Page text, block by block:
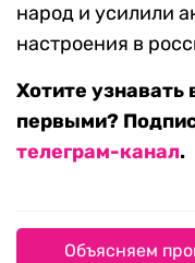
народ и усилили
настроения в
Хотите узнавать
первыми?
телеграм-канал.
Объясняем